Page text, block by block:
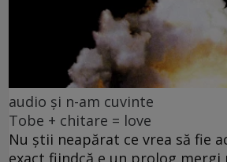
audio și n-am cuvinte
Tobe + chitare = love
Nu știi neapărat ce vrea să fie